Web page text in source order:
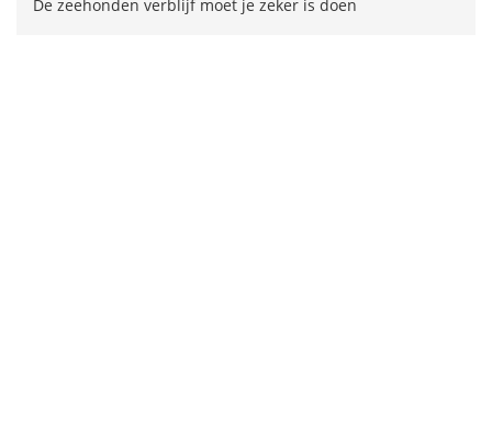
De zeehonden verblijf moet je zeker is doen